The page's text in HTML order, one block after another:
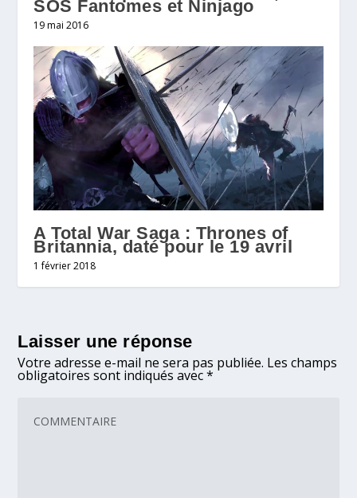
SOS Fantomes et Ninjago
19 mai 2016
A Total War Saga : Thrones of
Britannia, daté pour le 19 avril
1 février 2018
Laisser une réponse
Votre adresse e-mail ne sera pas publiée. Les champs
obligatoires sont indiqués avec*